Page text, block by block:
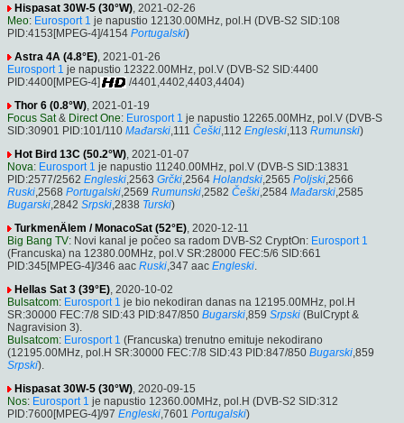
Hispasat 30W-5 (30°W) , 2021-02-26
Meo: Eurosport 1 je napustio 12130.00MHz, pol.H (DVB-S2 SID:108
PID:4153[MPEG-4]/4154 Portugalski)
Astra 4A (4.8°E) , 2021-01-26
Eurosport 1 je napustio 12322.00MHz, pol.V (DVB-S2 SID:4400
PID:4400[MPEG-4]
/4401,4402,4403,4404)
Thor 6 (0.8°W), 2021-01-19
Focus Sat& Direct One: Eurosport 1 je napustio 12265.00MHz, pol.V (DVB-S
SID:30901 PID:101/110 Mađarski,111 Češki,112 Engleski,113 Rumunski)
Hot Bird 13C (50.2°W), 2021-01-07
Nova: Eurosport 1 je napustio 11240.00MHz, pol.V (DVB-S SID:13831
PID:2577/2562 Engleski,2563 Grčki,2564 Holandski,2565 Poljski,2566
Ruski,2568 Portugalski,2569 Rumunski,2582 Češki,2584 Mađarski,2585
Bugarski,2842 Srpski,2838 Turski)
TurkmenÄlem / MonacoSat (52°E), 2020-12-11
Big Bang TV: Novi kanal je počeo sa radom DVB-S2 CryptOn: Eurosport 1
(Francuska) na 12380.00MHz, pol.V SR:28000 FEC:5/6 SID:661
PID:345[MPEG-4]/346 aac Ruski,347 aac Engleski.
Hellas Sat 3 (39°E), 2020-10-02
Bulsatcom: Eurosport 1 je bio nekodiran danas na 12195.00MHz, pol.H
SR:30000 FEC:7/8 SID:43 PID:847/850 Bugarski,859 Srpski (BulCrypt &
Nagravision 3).
Bulsatcom: Eurosport 1 (Francuska) trenutno emituje nekodirano
(12195.00MHz, pol.H SR:30000 FEC:7/8 SID:43 PID:847/850 Bugarski,859
Srpski).
Hispasat 30W-5 (30°W), 2020-09-15
Nos: Eurosport 1 je napustio 12360.00MHz, pol.H (DVB-S2 SID:312
PID:7600[MPEG-4]/97 Engleski,7601 Portugalski)